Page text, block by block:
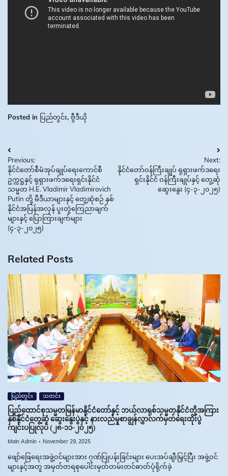
Posted in ပြည်တွင်း, ဗွီဒီယို
Post
navigation
Previous:
နိုင်ငံတော်စီမံအုပ်ချုပ်ရေးကောင်စီ
ဥက္ကဋ္ဌနှင့် ရုရှားဖက်ဒရေးရှင်းနိုင်ငံ
သမ္မတ H.E. Vladimir Vladimirovich
Putin တို့ မီဒီယာများနှင့် တွေ့ဆုံစဉ် နှစ်
နိုင်ငံအပြန်အလှန် ပူးတွဲကြေညာချက်
များနှင့် ပြောကြားချက်များ
(၄-၃-၂၀၂၅)
Next:
နိုင်ငံတော်ဝန်ကြီးချုပ် ရုရှားဖက်ဒရေး
ရှင်းနိုင်ငံ ဝန်ကြီးချုပ်နှင့် တွေ့ဆုံ
ဆွေးနွေး (၄-၃-၂၀၂၅)
Related Posts
ပြည်တွင်း သတင်း
ပြည်ထောင်စုသမ္မတမြန်မာနိုင်ငံတော်နှင့် ဘယ်လာရုစ်သမ္မတနိုင်ငံတို့အကြား
နှစ်နိုင်ငံတွေ့ဆုံ ဆွေးနွေးပွဲနှင့် နားလည်မှုစာချွန်လွှာလက်မှတ်ရေးထိုးပွဲ
ကျင်းပပြုလုပ် (၂၈-၁၁-၂၀၂၅)
Main Admin November 29, 2025
ဖျော်ဖြေရေးအဖွဲ့ဝင်များအား ဂုဏ်ပြုပန်းခြင်းများ ပေးအပ်ချီးမြှင့်ပြီး အဖွဲ့ဝင်
များနှင့်အတူ အမှတ်တရစုပေါင်းမှတ်တမ်းတင်ဓာတ်ပုံရိုက်ခဲ့